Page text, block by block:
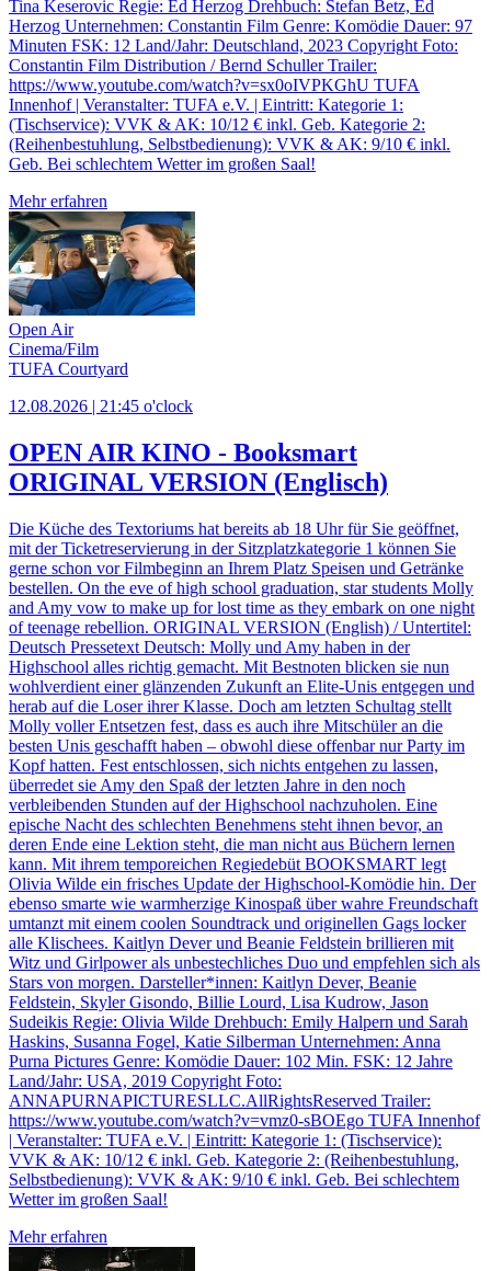
Tina Keserovic Regie: Ed Herzog Drehbuch: Stefan Betz, Ed
Herzog Unternehmen: Constantin Film Genre: Komödie Dauer: 97
Minuten FSK: 12 Land/Jahr: Deutschland, 2023 Copyright Foto:
Constantin Film Distribution / Bernd Schuller Trailer:
https://www.youtube.com/watch?v=sx0oIVPKGhU TUFA
Innenhof | Veranstalter: TUFA e.V. | Eintritt: Kategorie 1:
(Tischservice): VVK & AK: 10/12 € inkl. Geb. Kategorie 2:
(Reihenbestuhlung, Selbstbedienung): VVK & AK: 9/10 € inkl.
Geb. Bei schlechtem Wetter im großen Saal!
Mehr erfahren
Open Air
Cinema/Film
TUFA Courtyard
12.08.2026 | 21:45 o'clock
OPEN AIR KINO - Booksmart
ORIGINAL VERSION (Englisch)
Die Küche des Textoriums hat bereits ab 18 Uhr für Sie geöffnet,
mit der Ticketreservierung in der Sitzplatzkategorie 1 können Sie
gerne schon vor Filmbeginn an Ihrem Platz Speisen und Getränke
bestellen. On the eve of high school graduation, star students Molly
and Amy vow to make up for lost time as they embark on one night
of teenage rebellion. ORIGINAL VERSION (English) / Untertitel:
Deutsch Pressetext Deutsch: Molly und Amy haben in der
Highschool alles richtig gemacht. Mit Bestnoten blicken sie nun
wohlverdient einer glänzenden Zukunft an Elite-Unis entgegen und
herab auf die Loser ihrer Klasse. Doch am letzten Schultag stellt
Molly voller Entsetzen fest, dass es auch ihre Mitschüler an die
besten Unis geschafft haben – obwohl diese offenbar nur Party im
Kopf hatten. Fest entschlossen, sich nichts entgehen zu lassen,
überredet sie Amy den Spaß der letzten Jahre in den noch
verbleibenden Stunden auf der Highschool nachzuholen. Eine
epische Nacht des schlechten Benehmens steht ihnen bevor, an
deren Ende eine Lektion steht, die man nicht aus Büchern lernen
kann. Mit ihrem temporeichen Regiedebüt BOOKSMART legt
Olivia Wilde ein frisches Update der Highschool-Komödie hin. Der
ebenso smarte wie warmherzige Kinospaß über wahre Freundschaft
umtanzt mit einem coolen Soundtrack und originellen Gags locker
alle Klischees. Kaitlyn Dever und Beanie Feldstein brillieren mit
Witz und Girlpower als unbestechliches Duo und empfehlen sich als
Stars von morgen. Darsteller*innen: Kaitlyn Dever, Beanie
Feldstein, Skyler Gisondo, Billie Lourd, Lisa Kudrow, Jason
Sudeikis Regie: Olivia Wilde Drehbuch: Emily Halpern und Sarah
Haskins, Susanna Fogel, Katie Silberman Unternehmen: Anna
Purna Pictures Genre: Komödie Dauer: 102 Min. FSK: 12 Jahre
Land/Jahr: USA, 2019 Copyright Foto:
ANNAPURNAPICTURESLLC.AllRightsReserved Trailer:
https://www.youtube.com/watch?v=vmz0-sBOEgo TUFA Innenhof
| Veranstalter: TUFA e.V. | Eintritt: Kategorie 1: (Tischservice):
VVK & AK: 10/12 € inkl. Geb. Kategorie 2: (Reihenbestuhlung,
Selbstbedienung): VVK & AK: 9/10 € inkl. Geb. Bei schlechtem
Wetter im großen Saal!
Mehr erfahren